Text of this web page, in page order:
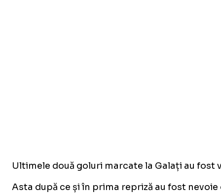
Ultimele două goluri marcate la Galați au
Asta după ce și în prima repriză au fost